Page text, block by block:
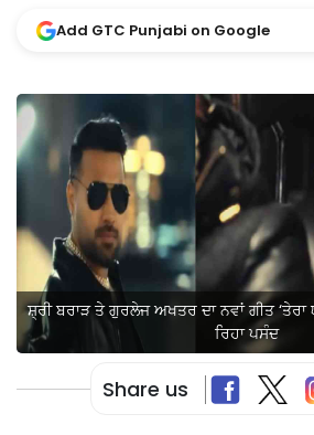
Add GTC Punjabi on Google
ਸ਼੍ਰੀ ਬਰਾੜ ਤੇ ਗੁਰਲੇਜ ਅਖਤਰ ਦਾ ਨਵਾਂ ਗੀਤ
ਰਿਹਾ ਪਸੰਦ
Share us